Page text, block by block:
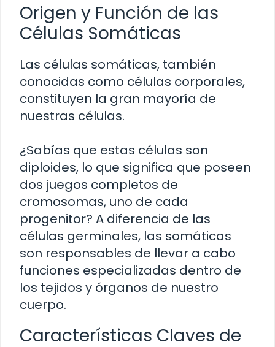
Origen y Función de las
Células Somáticas
Las células somáticas, también
conocidas como células corporales,
constituyen la gran mayoría de
nuestras células.
¿Sabías que estas células son
diploides, lo que significa que poseen
dos juegos completos de
cromosomas, uno de cada
progenitor? A diferencia de las
células germinales, las somáticas
son responsables de llevar a cabo
funciones especializadas dentro de
los tejidos y órganos de nuestro
cuerpo.
Características Claves de